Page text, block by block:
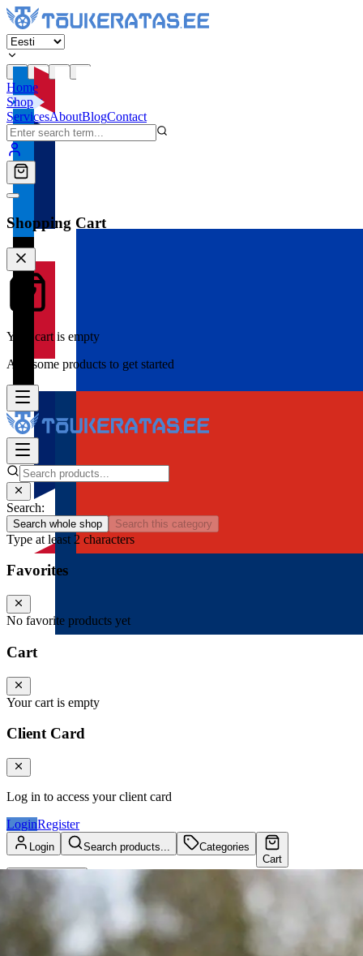
Home
Shop
ServicesAboutBlogContact
Shopping Cart
Your cart is empty
Add some products to get started
Search:
Search whole shop Search this category
Type at least 2 characters
Favorites
No favorite products yet
Cart
Your cart is empty
Client Card
Log in to access your client card
LoginRegister
Login Search products...
Categories
Cart
Client Card